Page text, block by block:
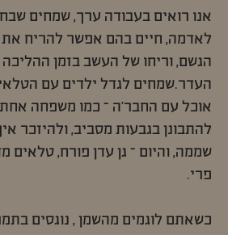
אנו רואים בעבודה ערך, שמחים
לאדמה, חיים בהם אפשר להריח
הגשם, וריחו של העשב בזמן
העדר.שמחים לגדל ילדים עם
אוכל עם החבר'ה – כמו משפחה
להתבונן בגבעות מסביב, ולהיזכר
שממה, והיום – גן עדן פורח, טלאים
פרי.
כשאתם לוגמים מהשמן , נוגסים